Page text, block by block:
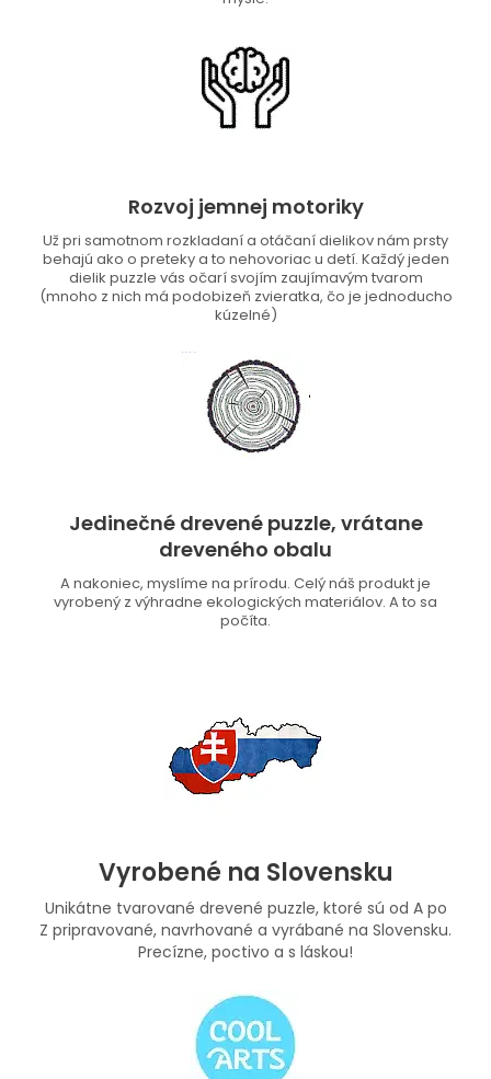
Rozvoj jemnej motoriky
Už pri samotnom rozkladaní a otáčaní dielikov nám prsty
behajú ako o preteky a to nehovoriac u detí. Každý jeden
dielik puzzle vás očarí svojím zaujímavým tvarom
(mnoho z nich má podobizeň zvieratka, čo je jednoducho
kúzelné)
Jedinečné drevené puzzle, vrátane
dreveného obalu
A nakoniec, myslíme na prírodu. Celý náš produkt je
vyrobený z výhradne ekologických materiálov. A to sa
počíta.
Vyrobené na Slovensku
Unikátne tvarované drevené puzzle, ktoré sú od A po
Z pripravované, navrhované a vyrábané na Slovensku.
Precízne, poctivo a s láskou!